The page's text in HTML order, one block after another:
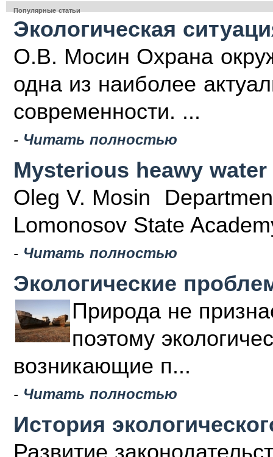
Популярные статьи
Экологическая
О.В. Мосин Охрана
одна из наиболее
современности. ...
- Читать полностью
Mysterious heawy water
Oleg V. Mosin
Lomonosov State
- Читать полностью
Экологические
Природа не
поэтому
возникающие п...
- Читать полностью
История
Развитие